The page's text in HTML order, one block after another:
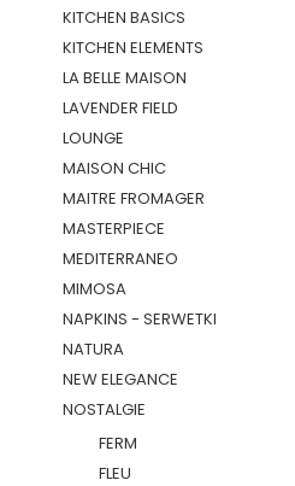
KITCHEN BASICS
KITCHEN ELEMENTS
LA BELLE MAISON
LAVENDER FIELD
LOUNGE
MAISON CHIC
MAITRE FROMAGER
MASTERPIECE
MEDITERRANEO
MIMOSA
NAPKINS - SERWETKI
NATURA
NEW ELEGANCE
NOSTALGIE
FERM
FLEU